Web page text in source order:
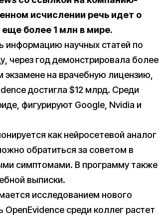
исчислении речь идет о
более 1 млн в мире.
информацию научных статей по
через год демонстрировала более
экзамене на врачебную лицензию,
достигла $12 млрд. Среди
фигурируют Google, Nvidia и
как нейросетевой аналог
обратиться за советом в
симптомами. В программу также
выписки.
исследованием нового
ОpenEvidence среди коллег растет